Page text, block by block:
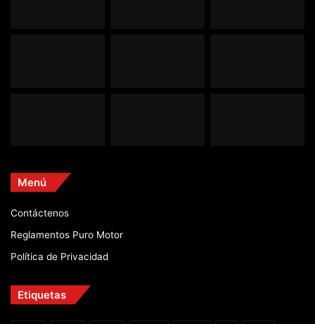
Menú
Contáctenos
Reglamentos Puro Motor
Política de Privacidad
Etiquetas